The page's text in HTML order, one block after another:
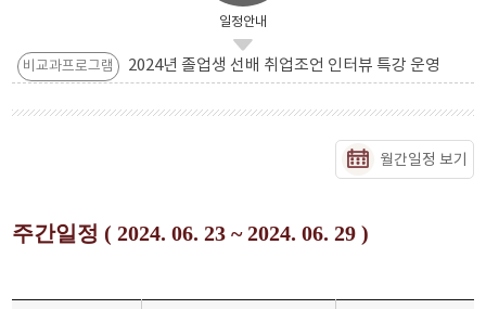
일정안내
비교과프로그램 2024년 졸업생 선배 취업조언 인터뷰 특강 운영
월간일정 보기
주간일정 ( 2024. 06. 23 ~ 2024. 06. 29 )